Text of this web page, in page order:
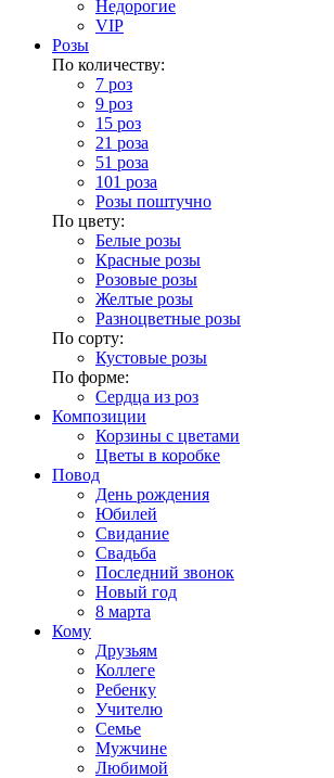
Недорогие
VIP
Розы
По количеству:
7 роз
9 роз
15 роз
21 роза
51 роза
101 роза
Розы поштучно
По цвету:
Белые розы
Красные розы
Розовые розы
Желтые розы
Разноцветные розы
По сорту:
Кустовые розы
По форме:
Сердца из роз
Композиции
Корзины с цветами
Цветы в коробке
Повод
День рождения
Юбилей
Свидание
Свадьба
Последний звонок
Новый год
8 марта
Кому
Друзьям
Коллеге
Ребенку
Учителю
Семье
Мужчине
Любимой